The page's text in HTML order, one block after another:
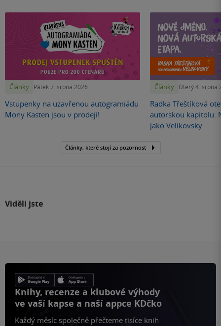
Články Pátek 7. srpna 2026
Vstupenky na uzavřenou autogramiádu
Mony Kasten jsou v prodeji!
Články Úterý 4. srpna
Radka Třeštíková
autorskou kapitolu.
jako Velikovsky
Články, které stojí za pozornost
Viděli jste
Knihy, recenze a klubové výhody
ve vaší kapse a naší appce KDčko
Každý měsíc společně přečteme tisíce knih